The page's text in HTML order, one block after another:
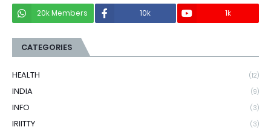
20k Members 10k 1k
CATEGORIES
HEALTH (12)
INDIA (9)
INFO (3)
IRIITTY (3)